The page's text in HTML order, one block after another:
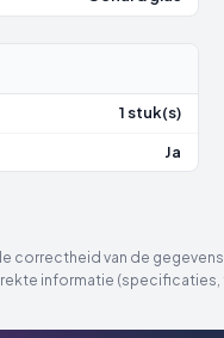
1 stuk(s)
Ja
correctheid van de
informatie